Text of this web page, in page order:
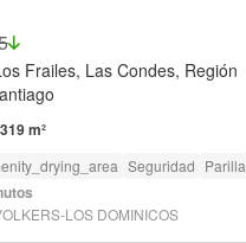
Frailes, Las Condes, Región
319 m²
Seguridad Parilla
LOS DOMINICOS